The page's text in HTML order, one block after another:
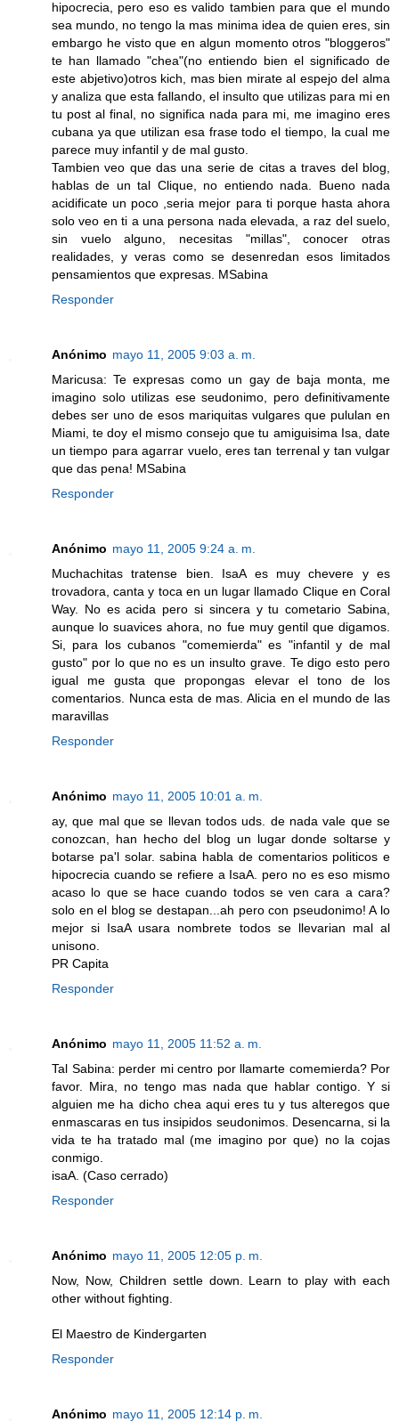
hipocrecia, pero eso es valido tambien para que el mundo
sea mundo, no tengo la mas minima idea de quien eres, sin
embargo he visto que en algun momento otros "bloggeros"
te han llamado "chea"(no entiendo bien el significado de
este abjetivo)otros kich, mas bien mirate al espejo del alma
y analiza que esta fallando, el insulto que utilizas para mi en
tu post al final, no significa nada para mi, me imagino eres
cubana ya que utilizan esa frase todo el tiempo, la cual me
parece muy infantil y de mal gusto.
Tambien veo que das una serie de citas a traves del blog,
hablas de un tal Clique, no entiendo nada. Bueno nada
acidificate un poco ,seria mejor para ti porque hasta ahora
solo veo en ti a una persona nada elevada, a raz del suelo,
sin vuelo alguno, necesitas "millas", conocer otras
realidades, y veras como se desenredan esos limitados
pensamientos que expresas. MSabina
Responder
Anónimo mayo 11, 2005 9:03 a. m.
Maricusa: Te expresas como un gay de baja monta, me
imagino solo utilizas ese seudonimo, pero definitivamente
debes ser uno de esos mariquitas vulgares que pululan en
Miami, te doy el mismo consejo que tu amiguisima Isa, date
un tiempo para agarrar vuelo, eres tan terrenal y tan vulgar
que das pena! MSabina
Responder
Anónimo mayo 11, 2005 9:24 a. m.
Muchachitas tratense bien. IsaA es muy chevere y es
trovadora, canta y toca en un lugar llamado Clique en Coral
Way. No es acida pero si sincera y tu cometario Sabina,
aunque lo suavices ahora, no fue muy gentil que digamos.
Si, para los cubanos "comemierda" es "infantil y de mal
gusto" por lo que no es un insulto grave. Te digo esto pero
igual me gusta que propongas elevar el tono de los
comentarios. Nunca esta de mas. Alicia en el mundo de las
maravillas
Responder
Anónimo mayo 11, 2005 10:01 a. m.
ay, que mal que se llevan todos uds. de nada vale que se
conozcan, han hecho del blog un lugar donde soltarse y
botarse pa'l solar. sabina habla de comentarios politicos e
hipocrecia cuando se refiere a IsaA. pero no es eso mismo
acaso lo que se hace cuando todos se ven cara a cara?
solo en el blog se destapan...ah pero con pseudonimo! A lo
mejor si IsaA usara nombrete todos se llevarian mal al
unisono.
PR Capita
Responder
Anónimo mayo 11, 2005 11:52 a. m.
Tal Sabina: perder mi centro por llamarte comemierda? Por
favor. Mira, no tengo mas nada que hablar contigo. Y si
alguien me ha dicho chea aqui eres tu y tus alteregos que
enmascaras en tus insipidos seudonimos. Desencarna, si la
vida te ha tratado mal (me imagino por que) no la cojas
conmigo.
isaA. (Caso cerrado)
Responder
Anónimo mayo 11, 2005 12:05 p. m.
Now, Now, Children settle down. Learn to play with each
other without fighting.
El Maestro de Kindergarten
Responder
Anónimo mayo 11, 2005 12:14 p. m.